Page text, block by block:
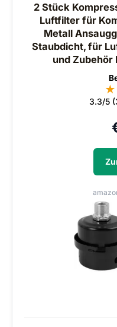
2 Stück
Luftfilter für
Metall
Staubdicht, für
und
★
3.3/5